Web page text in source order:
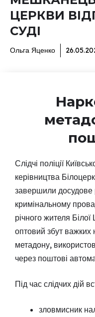
ЦЕРКВИ
СУДІ
Ольга Яценко
Слідчі поліції
керівництва
завершили досудове
кримінальному
річного жителя
оптовий збут важких
метадону,
через поштові
Під час слідчих дій
зловмисник